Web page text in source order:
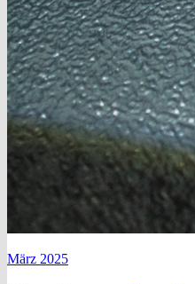
März 2025